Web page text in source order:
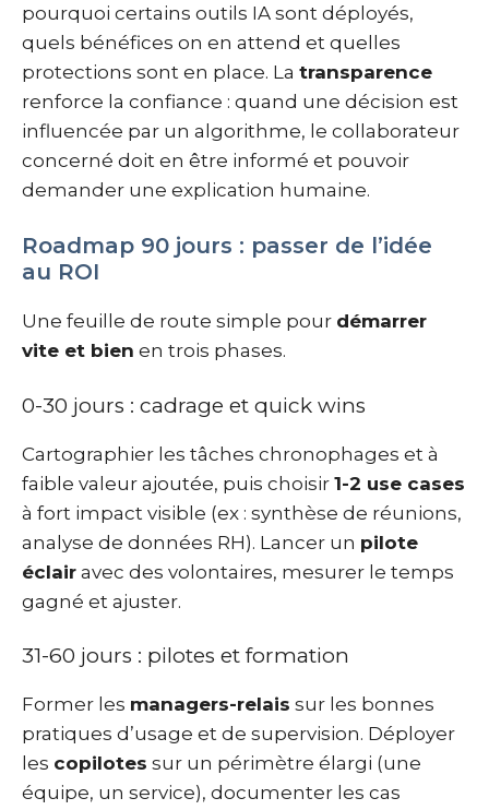
pourquoi certains outils IA sont déployés,
quels bénéfices on en attend et quelles
protections sont en place. La transparence
renforce la confiance : quand une décision est
influencée par un algorithme, le collaborateur
concerné doit en être informé et pouvoir
demander une explication humaine.
Roadmap 90 jours : passer de l’idée
au ROI
Une feuille de route simple pour démarrer
vite et bien en trois phases.
0-30 jours : cadrage et quick wins
Cartographier les tâches chronophages et à
faible valeur ajoutée, puis choisir 1-2 use cases
à fort impact visible (ex : synthèse de réunions,
analyse de données RH). Lancer un pilote
éclair avec des volontaires, mesurer le temps
gagné et ajuster.
31-60 jours : pilotes et formation
Former les managers-relais sur les bonnes
pratiques d’usage et de supervision. Déployer
les copilotes sur un périmètre élargi (une
équipe, un service), documenter les cas